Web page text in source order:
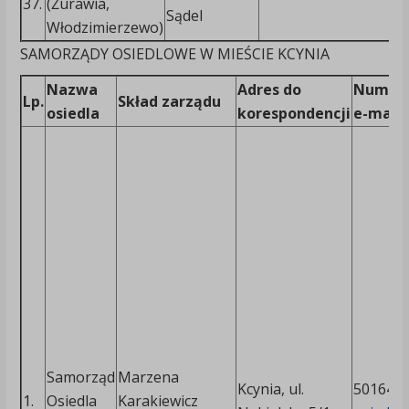
Włodzimierzewo)
Sądel
SAMORZĄDY OSIEDLOWE W MIEŚCIE KCYNIA
Lp.
Nazwa
osiedla
Skład zarządu
Adres do
korespondencji e-mail
1.
Samorząd
Osiedla
Marzena
Karakiewicz
Kcynia, ul.